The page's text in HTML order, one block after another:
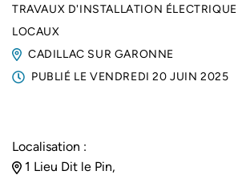
TRAVAUX D'INSTALLATION
LOCAUX
CADILLAC SUR GARONNE
PUBLIÉ LE VENDREDI 20 JUIN 2025
Localisation :
1 Lieu Dit le Pin,